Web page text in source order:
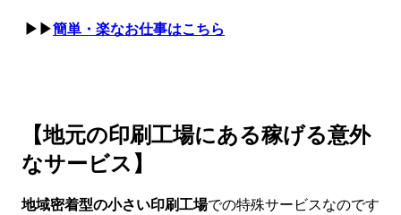
▶▶簡単・楽なお仕事はこちら
【地元の印刷工場にある稼げる意外
なサービス】
地域密着型の小さい印刷工場での特殊サービスなのです